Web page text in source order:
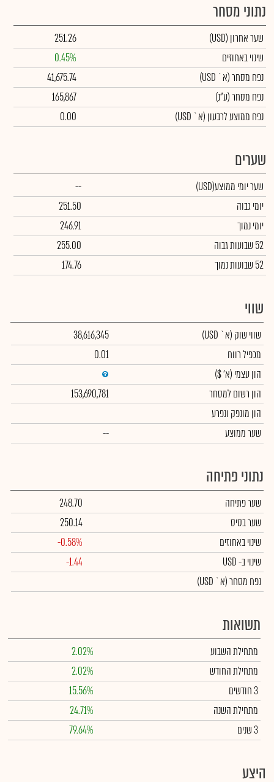
נתוני מסחר
שער אחרון (USD)
251.26
שינוי באחוזים
0.45%
נפח מסחר(א` USD)
41,675.74
נפח מסחר(ע"נ)
165,867
נפח ממוצע לרבעון (א` USD)
0.00
שערים
שער יומי ממוצע(USD)
--
יומי גבוה
251.50
יומי נמוך
246.91
52 שבועות גבוה
255.00
52 שבועות נמוך
174.76
שווי
שווי שוק (א` USD)
38,616,345
מכפיל רווח
0.01
הון עצמי (א' $)
הון רשום למסחר
153,690,781
הון מונפק ונפרע
שער ממוצע
--
נתוני פתיחה
שער פתיחה
248.70
שער בסיס
250.14
שינוי באחוזים
-0.58%
שינויב- USD
-1.44
נפח מסחר(א` USD)
תשואות
מתחילת השבוע
2.02%
מתחילת החודש
2.02%
3 חודשים
15.56%
מתחילת השנה
24.71%
3 שנים
79.64%
היצע